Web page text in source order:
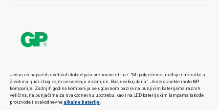
Jedan on najvećih svetskih dobavljača prenosne struje. "Mi pokrećemo uređaje i trenutke u
životima ljudi zbog kojih se osećaju moćnijim. Baš svakog dana". Jeste donekle motoGP
kompanije. Zadnjih godina kompanija se uglavnom bazira na punjivim baterijama raznih
veličina, na punjačima za svakodnevnu upotrebu, kao i na LED baterijskim lampama takođe
proizvode i svakodnevnealkalne baterije